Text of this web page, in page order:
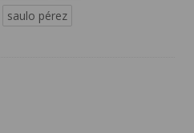
saulo pérez